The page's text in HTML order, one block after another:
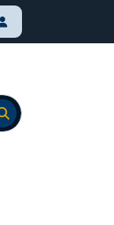
Ir para o resultado